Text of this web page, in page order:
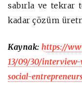
sabırla ve
kadar çözüm
Kaynak:https://
13/09/30/
social-